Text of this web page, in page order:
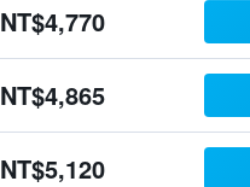
NT$4,770
NT$4,865
NT$5,120